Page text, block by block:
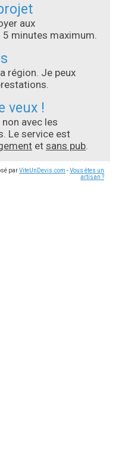
aux
minutes maximum.
région. Je peux
veux !
avec les
Le service est
et sans pub.
parViteUnDevis.com -Vous êtes un
artisan ?